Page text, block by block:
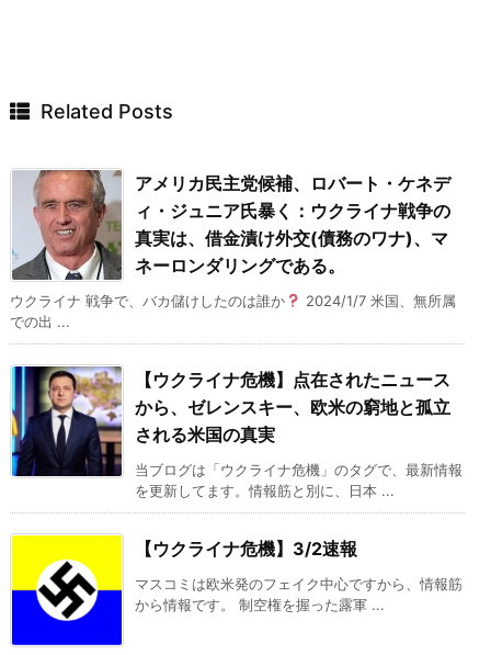
Related Posts
アメリカ民主党候補、ロバート・ケネデ
ィ・ジュニア氏暴く：ウクライナ戦争の
真実は、借金漬け外交(債務のワナ)、マ
ネーロンダリングである。
ウクライナ 戦争で、バカ儲けしたのは誰か
2024/1/7 米国、無所属
での出 ...
【ウクライナ危機】点在されたニュース
から、ゼレンスキー、欧米の窮地と孤立
される米国の真実
当ブログは「ウクライナ危機」のタグで、最新情報
を更新してます。情報筋と別に、日本 ...
【ウクライナ危機】3/2速報
マスコミは欧米発のフェイク中心ですから、情報筋
から情報です。 制空権を握った露軍 ...